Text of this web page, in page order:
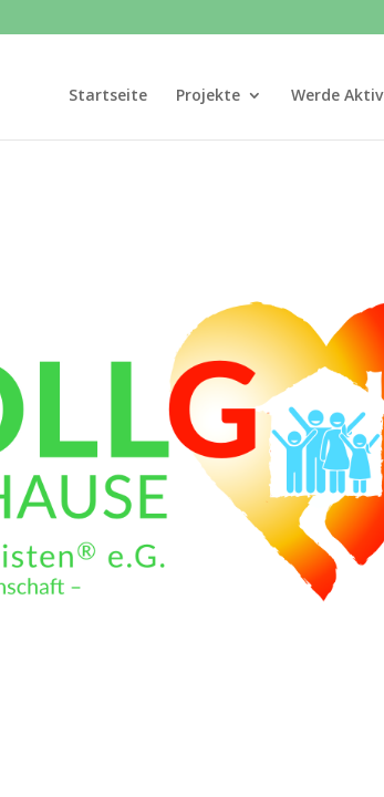
Startseite Projekte Werde Aktiv